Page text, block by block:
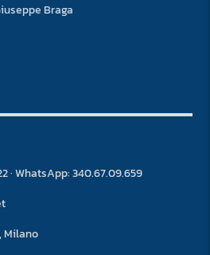
Braga
· WhatsApp: 340.67.09.659
Milano